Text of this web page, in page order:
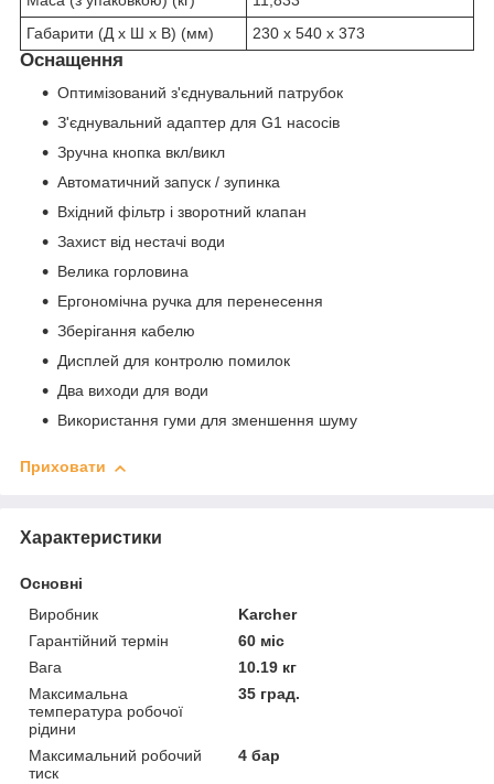
Габарити (Д х Ш х В) (мм)
230 x 540 x 373
Оснащення
Оптимізований з'єднувальний патрубок
З'єднувальний адаптер для G1 насосів
Зручна кнопка вкл/викл
Автоматичний запуск / зупинка
Вхідний фільтр і зворотний клапан
Захист від нестачі води
Велика горловина
Ергономічна ручка для перенесення
Зберігання кабелю
Дисплей для контролю помилок
Два виходи для води
Використання гуми для зменшення шуму
Приховати
Характеристики
Основні
Виробник
Karcher
Гарантійний термін
60 міс
Вага
10.19 кг
Максимальна
температура робочої
рідини
35 град.
Максимальний робочий
тиск
4 бар